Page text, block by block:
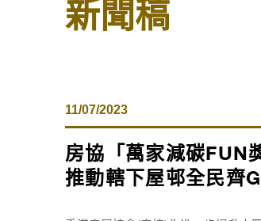
新聞稿
11/07/2023
房協「萬家減碳FUN
推動轄下屋邨全民齊